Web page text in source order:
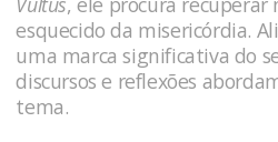
esquecido da misericórdia.
uma marca significativa do
discursos e reflexões
tema.